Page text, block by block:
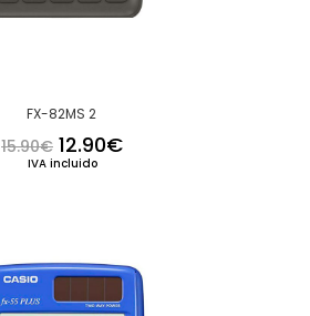
FX-82MS 2
15.90€ El precio original era:
12.90€El precio actual
IVA incluido